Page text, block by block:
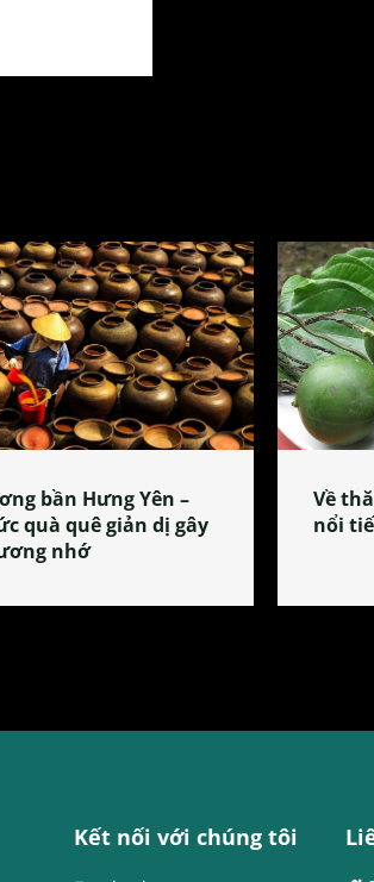
bần Hưng Yên –
quà quê giản dị gây
nhớ
Về
nổi
Kết nối với chúng tôi